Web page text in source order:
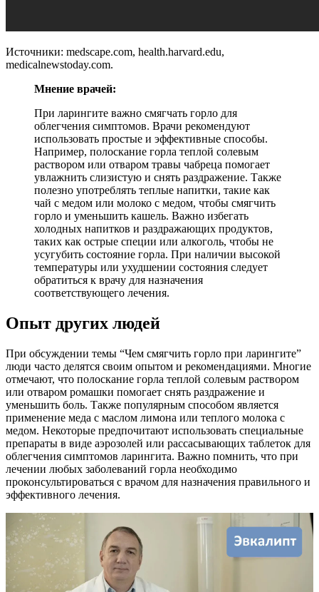
Источники: medscape.com, health.harvard.edu,
medicalnewstoday.com.
Мнение врачей:
При ларингите важно смягчать горло для
облегчения симптомов. Врачи рекомендуют
использовать простые и эффективные способы.
Например, полоскание горла теплой солевым
раствором или отваром травы чабреца помогает
увлажнить слизистую и снять раздражение. Также
полезно употреблять теплые напитки, такие как
чай с медом или молоко с медом, чтобы смягчить
горло и уменьшить кашель. Важно избегать
холодных напитков и раздражающих продуктов,
таких как острые специи или алкоголь, чтобы не
усугубить состояние горла. При наличии высокой
температуры или ухудшении состояния следует
обратиться к врачу для назначения
соответствующего лечения.
Опыт других людей
При обсуждении темы “Чем смягчить горло при ларингите”
люди часто делятся своим опытом и рекомендациями. Многие
отмечают, что полоскание горла теплой солевым раствором
или отваром ромашки помогает снять раздражение и
уменьшить боль. Также популярным способом является
применение меда с маслом лимона или теплого молока с
медом. Некоторые предпочитают использовать специальные
препараты в виде аэрозолей или рассасывающих таблеток для
облегчения симптомов ларингита. Важно помнить, что при
лечении любых заболеваний горла необходимо
проконсультироваться с врачом для назначения правильного и
эффективного лечения.